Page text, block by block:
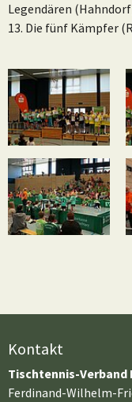
Legendären
13. Die fünf Kämpfer
Kontakt
Tischtennis-Verband
Ferdinand-Wilhelm-